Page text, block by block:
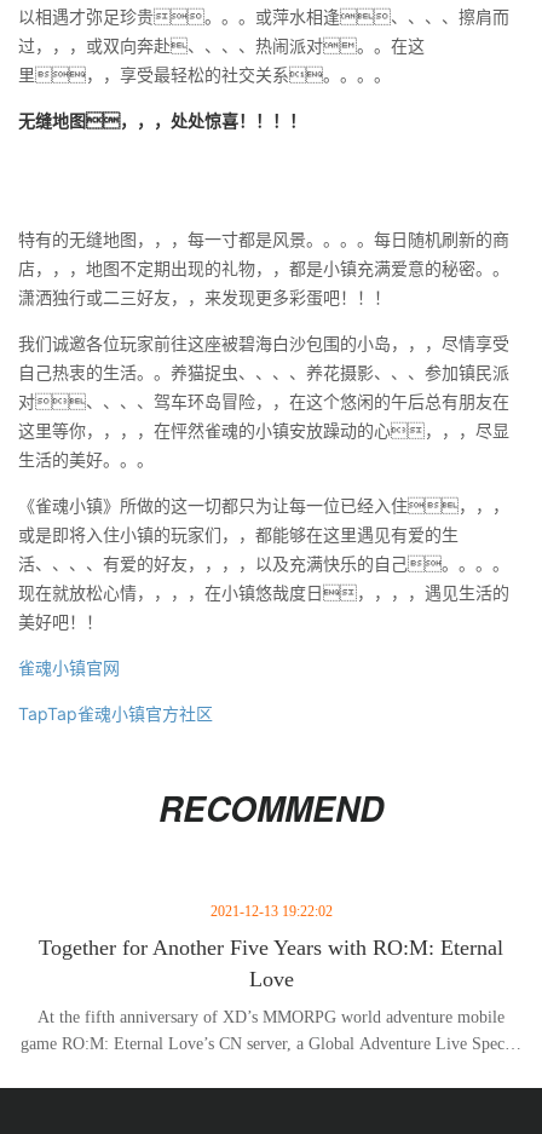
以相遇才弥足珍贵。。。或萍水相逢、、、、擦肩而
过，，，或双向奔赴、、、、热闹派对。。在这
里，，享受最轻松的社交关系。。。。
无缝地图，，，处处惊喜！！！！
特有的无缝地图，，，每一寸都是风景。。。。每日随机刷新的商
店，，，地图不定期出现的礼物，，都是小镇充满爱意的秘密。。
潇洒独⾏或⼆三好友，，来发现更多彩蛋吧！！！
我们诚邀各位玩家前往这座被碧海白沙包围的小岛，，，尽情享受
自己热衷的生活。。养猫捉虫、、、、养花摄影、、、参加镇民派
对、、、、驾车环岛冒险，，在这个悠闲的午后总有朋友在
这里等你，，，，在怦然雀魂的小镇安放躁动的心，，，尽显
生活的美好。。。
《雀魂小镇》所做的这一切都只为让每一位已经入住，，，
或是即将入住小镇的玩家们，，都能够在这里遇见有爱的生
活、、、、有爱的好友，，，，以及充满快乐的自己。。。。
现在就放松心情，，，，在小镇悠哉度日，，，，遇见生活的
美好吧！！
雀魂小镇官网
TapTap雀魂小镇官方社区
RECOMMEND
2021-12-13 19:22:02
Together for Another Five Years with RO:M: Eternal
Love
At the fifth anniversary of XD’s MMORPG world adventure mobile
game RO:M: Eternal Love’s CN server, a Global Adventure Live Special